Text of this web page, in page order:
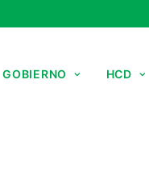
GOBIERNO HCD